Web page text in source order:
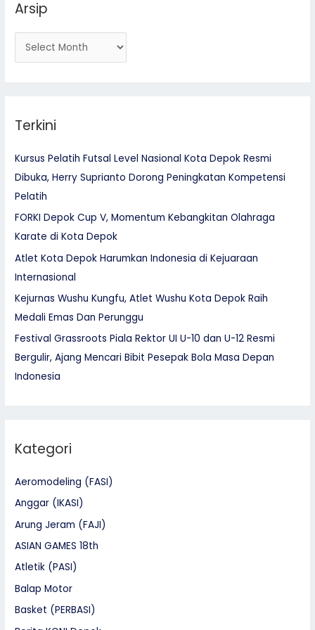
:Arsip
Terkini
Kursus Pelatih Futsal Level Nasional Kota Depok Resmi
Dibuka, Herry Suprianto Dorong Peningkatan Kompetensi
Pelatih
FORKI Depok Cup V, Momentum Kebangkitan Olahraga
Karate di Kota Depok
Atlet Kota Depok Harumkan Indonesia di Kejuaraan
Internasional
Kejurnas Wushu Kungfu, Atlet Wushu Kota Depok Raih
Medali Emas Dan Perunggu
Festival Grassroots Piala Rektor UI U-10 dan U-12 Resmi
Bergulir, Ajang Mencari Bibit Pesepak Bola Masa Depan
Indonesia
Kategori
Aeromodeling (FASI)
Anggar (IKASI)
Arung Jeram (FAJI)
ASIAN GAMES 18th
Atletik (PASI)
Balap Motor
Basket (PERBASI)